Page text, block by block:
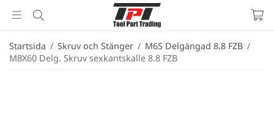
Startsida / Skruv och Stänger / M6S Delgängad 8.8 FZB /
M8X60 Delg. Skruv sexkantskalle 8.8 FZB